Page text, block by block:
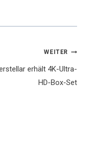
WEITER
erhält 4K-Ultra-
HD-Box-Set